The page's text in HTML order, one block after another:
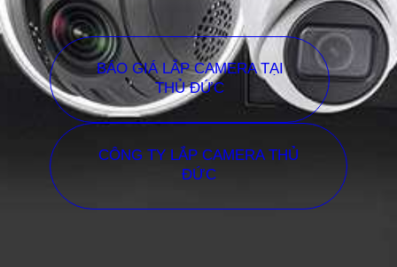
BÁO GIÁ LẮP CAMERA TẠI
THỦ ĐỨC
CÔNG TY LẮP CAMERA THỦ
ĐỨC